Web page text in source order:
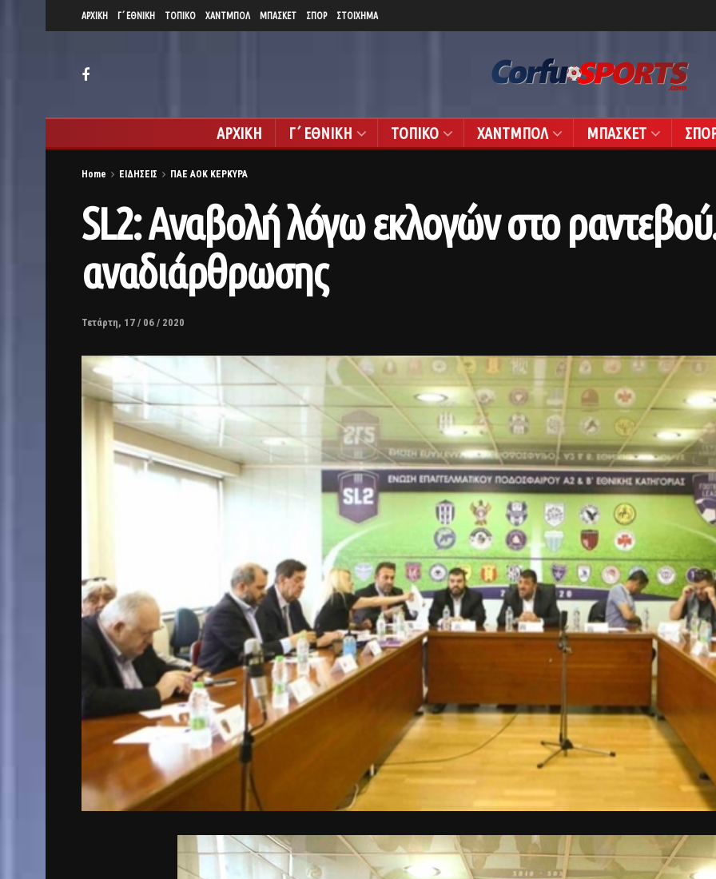
ΑΡΧΙΚΗ Γ΄ ΕΘΝΙΚΗ ΤΟΠΙΚΟ ΧΑΝΤΜΠΟΛ ΜΠΑΣΚΕΤ ΣΠΟΡ ΣΤΟΙΧΗΜΑ
ΑΡΧΙΚΗ Γ΄ ΕΘΝΙΚΗ ΤΟΠΙΚΟ ΧΑΝΤΜΠΟΛ ΜΠΑΣΚΕΤ
Home ΕΙΔΗΣΕΙΣ ΠΑΕ ΑΟΚ ΚΕΡΚΥΡΑ
SL2: Αναβολή λόγω εκλογών στο
αναδιάρθρωσης
Τετάρτη, 17 / 06 / 2020